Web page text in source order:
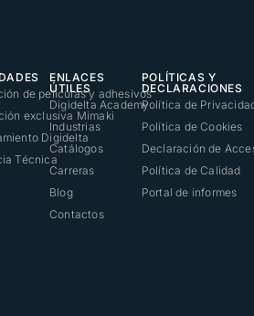
de películas y adhesivos
exclusiva Mimaki
Digidelta
Técnica
ENLACES
ÚTILES
Digidelta Academy
Industrias
Catálogos
Carreras
Blog
Contactos
POLÍTICAS Y
DECLARACIONES
Política de
Política de Cookies
Declaración de
Política de Calidad
Portal de informes